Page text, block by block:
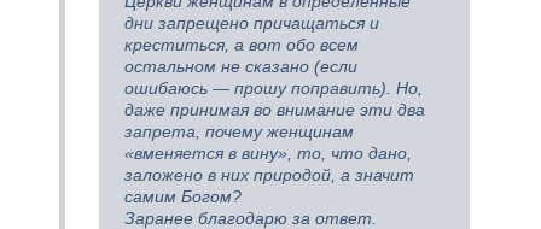
дни запрещено причащаться и
креститься, а вот обо всем
остальном не сказано (если
ошибаюсь — прошу поправить). Но,
даже принимая во внимание эти два
запрета, почему женщинам
«вменяется в вину», то, что дано,
заложено в них природой, а значит
самим Богом?
Заранее благодарю за ответ.